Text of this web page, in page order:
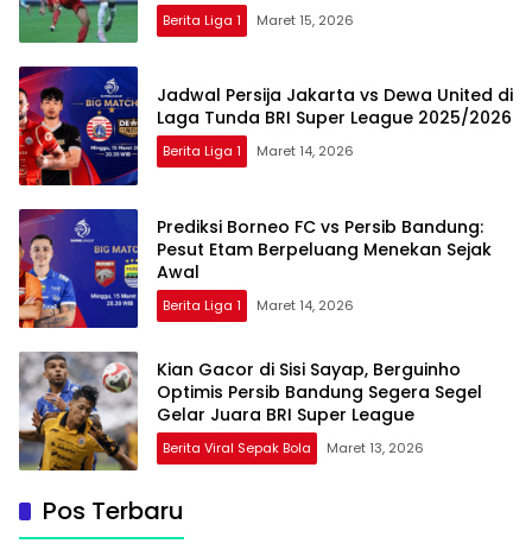
Berita Liga 1 Maret 15, 2026
Jadwal Persija Jakarta vs Dewa United di
Laga Tunda BRI Super League 2025/2026
Berita Liga 1 Maret 14, 2026
Prediksi Borneo FC vs Persib Bandung:
Pesut Etam Berpeluang Menekan Sejak
Awal
Berita Liga 1 Maret 14, 2026
Kian Gacor di Sisi Sayap, Berguinho
Optimis Persib Bandung Segera Segel
Gelar Juara BRI Super League
Berita Viral Sepak Bola Maret 13, 2026
Pos Terbaru